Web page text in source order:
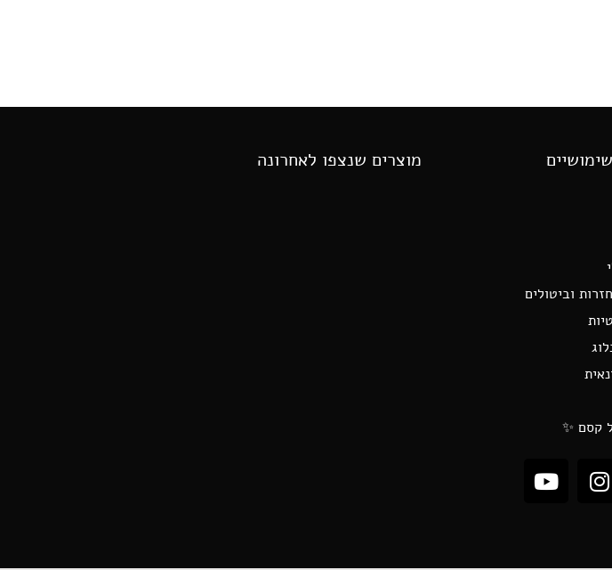
וביטולים
קסם ✨
מוצרים שנצפו לאחרונה